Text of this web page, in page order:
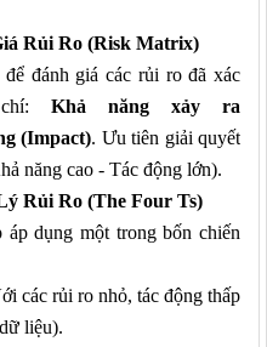
Rủi Ro (Risk Matrix)
đánh giá các rủi ro đã xác
chí:Khả năng xảy ra
(Impact). Ưu tiên giải quyết
năng cao - Tác động lớn).
Rủi Ro (The Four Ts)
áp dụng một trong bốn chiến
các rủi ro nhỏ, tác động thấp
liệu).